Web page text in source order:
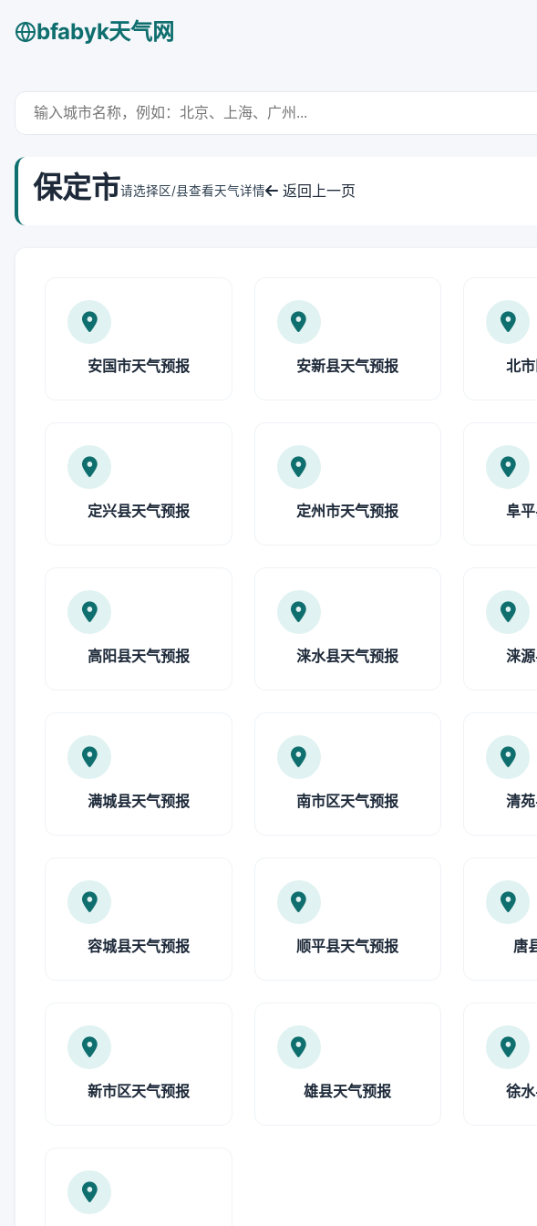
bfabyk天气网
保定市请选择区/县查看天气详情 返回上一页
安国市天气预报 安新县天气预报 北
定兴县天气预报 定州市天气预报 阜
高阳县天气预报 涞水县天气预报 涞
满城县天气预报 南市区天气预报 清
容城县天气预报 顺平县天气预报 唐
新市区天气预报 雄县天气预报 徐